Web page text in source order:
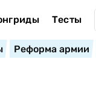
Тесты
Реформа армии